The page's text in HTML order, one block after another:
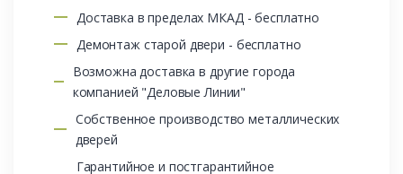
Доставка в пределах МКАД - бесплатно
Демонтаж старой двери - бесплатно
Возможна доставка в другие города
компанией "Деловые Линии"
Собственное производство металлических
дверей
Гарантийное и постгарантийное